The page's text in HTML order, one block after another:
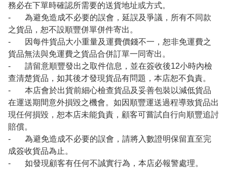
務必在下單時確認所需要的送貨地址或方式。
- 為避免造成不必要的誤會，延誤及爭議，所有不同款
之貨品，恕不設順豐併單併件寄出。
- 因每件貨品大小重量及運費價錢不一，恕非免運費之
貨品無法與免運費之貨品合併訂單一同寄出。
- 請留意順豐發出之取件信息，並在簽收後12小時內檢
查清楚貨品，如其後才發現貨品有問題，本店恕不負責。
- 本店會於出貨前細心檢查貨品及妥善包裝以減低貨品
在運送期間意外損毀之機會。如因順豐運送過程導致貨品出
現任何損毀，恕本店未能負責，顧客可嘗試自行向順豐追討
賠償。
- 為避免造成不必要的誤會，請將入數證明保留直至完
成簽收貨品為止。
- 如發現顧客有任何不誠實行為，本店必報警處理。